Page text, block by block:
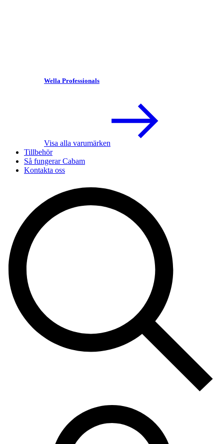
Wella Professionals
Visa alla varumärken
Tillbehör
Så fungerar Cabam
Kontakta oss